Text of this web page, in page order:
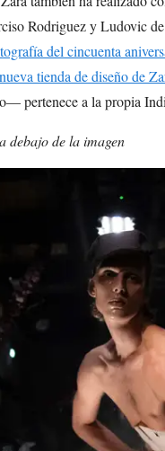
Rodriguez y Ludovic
del cincuenta
tienda de diseño de
pertenece a la propia
debajo de la imagen